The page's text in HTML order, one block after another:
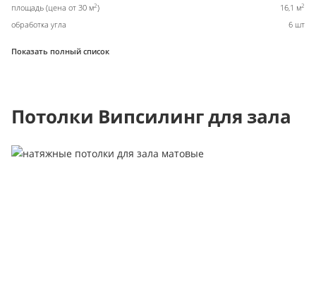
площадь (цена от 30 м2) 16,1 м2
обработка угла 6 шт
Показать полный список
Потолки Випсилинг для зала